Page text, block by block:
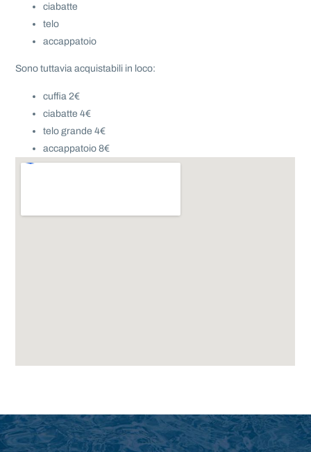
ciabatte
telo
accappatoio
Sono tuttavia acquistabili in loco:
cuffia 2€
ciabatte 4€
telo grande 4€
accappatoio 8€